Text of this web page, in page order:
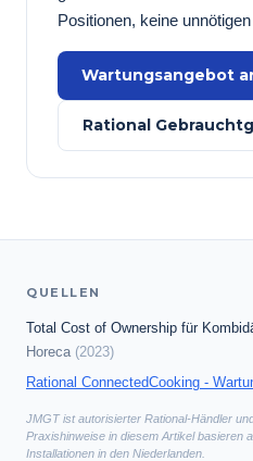
Positionen, keine
Wartungsangebot
Rational
QUELLEN
Total Cost of Ownership für
Horeca(2023)
Rational ConnectedCooking -
JMGT ist autorisierter Rational-Händler
Praxishinweise in diesem Artikel basieren
Installationen in den Niederlanden.